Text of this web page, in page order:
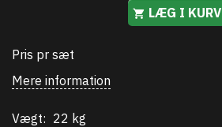
LÆG I KURV
Pris pr sæt
Mere information
Vægt: 22 kg